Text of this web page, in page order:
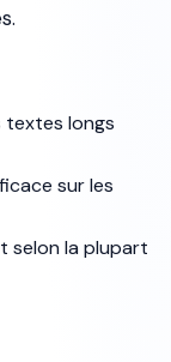
textes longs
sur les
selon la plupart